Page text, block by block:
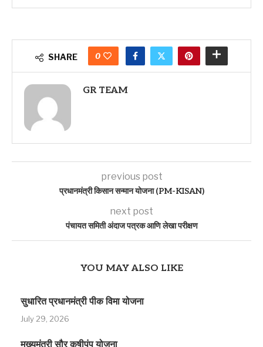
SHARE 0
GR TEAM
previous post
प्रधानमंत्री किसान सन्मान योजना (PM-KISAN)
next post
पंचायत समिती अंदाज पत्रक आणि लेखा परीक्षण
YOU MAY ALSO LIKE
सुधारित प्रधानमंत्री पीक विमा योजना
July 29, 2026